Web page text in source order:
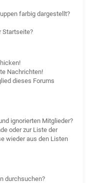
farbig dargestellt?
Startseite?
Nachrichten!
dieses Forums
ignorierten Mitglieder?
oder zur Liste der
wieder aus den Listen
durchsuchen?